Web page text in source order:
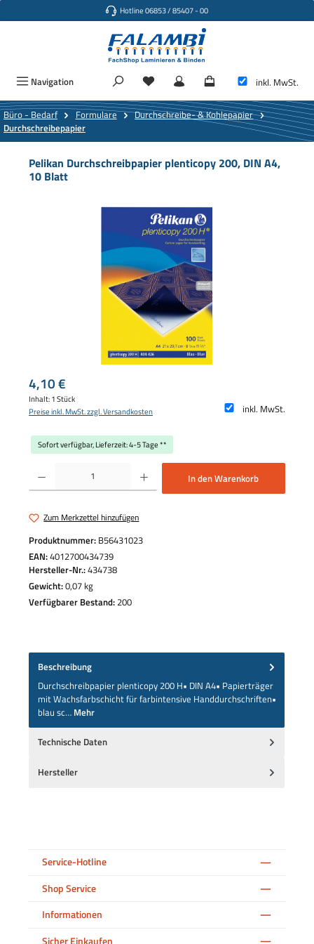
Hotline 06853 / 85407 - 00
Navigation inkl. MwSt.
Büro - Bedarf Formulare
Durchschreibe- & Kohlepapier
Durchschreibepapier
Pelikan Durchschreibpapier plenticopy 200, DIN A4,
10 Blatt
Regulärer Preis:
4,10 €
Inhalt:1 Stück
inkl. MwSt.
Preise inkl. MwSt. zzgl. Versandkosten
Sofort verfügbar, Lieferzeit: 4-5 Tage **
Produkt Anzahl: Gib den gewünschten Wert ein oder benutze die Schaltflächen um
In den Warenkorb
Zum Merkzettel hinzufügen
Produktnummer: B56431023
EAN:4012700434739
Hersteller-Nr.:434738
Gewicht:0,07 kg
Verfügbarer Bestand:200
Beschreibung
Durchschreibpapier plenticopy 200 H• DIN A4• Papierträger
mit Wachsfarbschicht für farbintensive Handdurchschriften•
blau sc… Mehr
Technische Daten
Hersteller
Service-Hotline
Shop Service
Informationen
Sicher Einkaufen